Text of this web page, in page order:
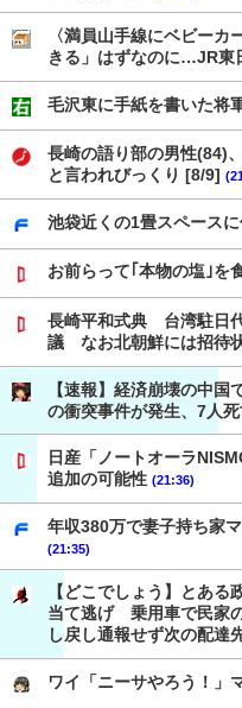
〈満員山手線にベビー
きる」はずなのに…JR東
毛沢東に手紙を書いた将
長崎の語り部の男性(84)
と言われびっくり [8/9]
池袋近くの1畳スペース
お前らって｢本物の塩｣を
長崎平和式典 台湾駐日
議 なお北朝鮮には招待
【速報】経済崩壊の中
の衝突事件が発生、7人
日産「ノートオーラ
追加の可能性 (21:36)
年収380万で妻子持ち家
(21:35)
【どこでしょう】とあ
当て逃げ 乗用車で民家
し戻し通報せず次の配
ワイ「ニーサやろう！」